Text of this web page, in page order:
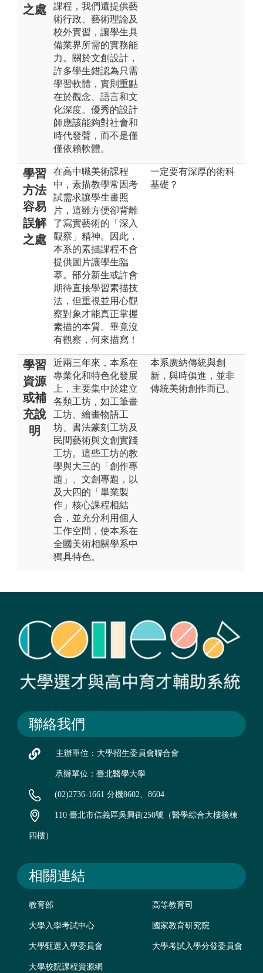
之處
課程，我們還提供藝
術行政、藝術理論及
校外實習，讓學生具
備業界所需的實務能
力。關於文創設計，
許多學生錯認為只需
學習軟體，實則重點
在於觀念、語言和文
化深度。優秀的設計
師應該能夠對社會和
時代發聲，而不是僅
僅依賴軟體。
學習
方法
容易
誤解
之處
在高中職美術課程
中，素描教學常因考
試需求讓學生畫照
片，這雖方便卻背離
了寫實藝術的「深入
觀察」精神。因此，
本系的素描課程不會
提供圖片讓學生臨
摹。部分新生或許會
期待直接學習素描技
法，但重視並用心觀
察對象才能真正掌握
素描的本質。畢竟沒
有觀察，何來描寫！
一定要有深厚的術科
基礎？
學習
資源
或補
充說
明
近兩三年來，本系在
專業化和特色化發展
上，主要集中於建立
各類工坊，如工筆畫
工坊、繪畫物語工
坊、書法篆刻工坊及
民間藝術與文創實踐
工坊。這些工坊的教
學與大三的「創作專
題」、文創專題，以
及大四的「畢業製
作」核心課程相結
合，並充分利用個人
工作空間，使本系在
全國美術相關學系中
獨具特色。
本系廣納傳統與創
新，與時俱進，並非
傳統美術創作而已。
聯絡我們
主辦單位：大學招生委員會聯合會
承辦單位：臺北醫學大學
(02)2736-1661 分機8602、8604
110 臺北市信義區吳興街250號（醫學綜合大樓後棟
四樓）
相關連結
教育部 高等教育司
大學入學考試中心 國家教育研究院
大學甄選入學委員會 大學考試入學分發委員會
大學校院課程資源網